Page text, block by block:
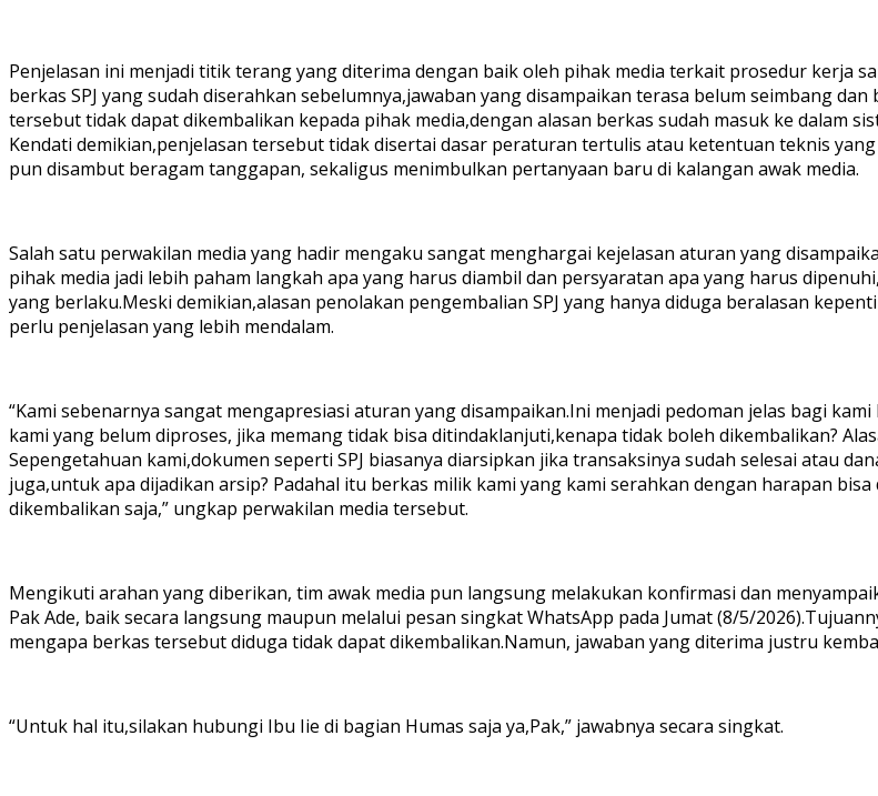
Penjelasan ini menjadi titik terang yang diterima dengan baik oleh pihak media terkait prosedur kerja
berkas SPJ yang sudah diserahkan sebelumnya,jawaban yang disampaikan terasa belum seimbang
tersebut tidak dapat dikembalikan kepada pihak media,dengan alasan berkas sudah masuk ke dalam
Kendati demikian,penjelasan tersebut tidak disertai dasar peraturan tertulis atau ketentuan teknis
pun disambut beragam tanggapan, sekaligus menimbulkan pertanyaan baru di kalangan awak media.
Salah satu perwakilan media yang hadir mengaku sangat menghargai kejelasan aturan yang
pihak media jadi lebih paham langkah apa yang harus diambil dan persyaratan apa yang harus
yang berlaku.Meski demikian,alasan penolakan pengembalian SPJ yang hanya diduga beralasan
perlu penjelasan yang lebih mendalam.
“Kami sebenarnya sangat mengapresiasi aturan yang disampaikan.Ini menjadi pedoman jelas bagi
kami yang belum diproses, jika memang tidak bisa ditindaklanjuti,kenapa tidak boleh dikembalikan?
Sepengetahuan kami,dokumen seperti SPJ biasanya diarsipkan jika transaksinya sudah selesai atau
juga,untuk apa dijadikan arsip? Padahal itu berkas milik kami yang kami serahkan dengan harapan
dikembalikan saja,” ungkap perwakilan media tersebut.
Mengikuti arahan yang diberikan, tim awak media pun langsung melakukan konfirmasi dan
Pak Ade, baik secara langsung maupun melalui pesan singkat WhatsApp pada Jumat (8/5/
mengapa berkas tersebut diduga tidak dapat dikembalikan.Namun, jawaban yang diterima justru
“Untuk hal itu,silakan hubungi Ibu Iie di bagian Humas saja ya,Pak,” jawabnya secara singkat.